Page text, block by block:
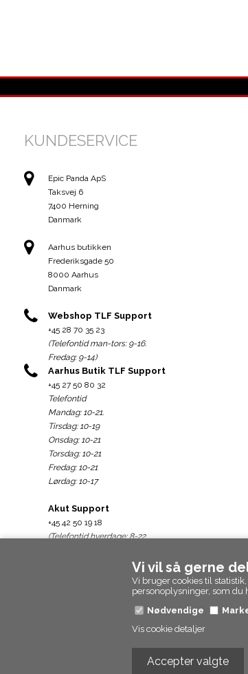
Vi vil så gerne
Vi bruger cookies til
personoplysninger, som du
Nødvendige
Vis cookie detaljer
KUNDESERVICE
Epic Panda ApS
Taksvej 6
7400 Herning
Danmark
Aarhus butikken
Frederiksgade 50
8000 Aarhus
Danmark
Webshop TLF Support
+45 28 70 35 23
(Telefontid man-tors: 9-16.
Fredag: 9-14)
Aarhus Butik TLF Support
+45 27 50 80 32
Telefontid
Mandag: 10-21.
Tirsdag: 10-19
Onsdag: 10-21
Torsdag: 10-21
Fredag: 10-21
Lørdag: 10-17
Akut Support
+45 42 50 19 18
(Telefontid hverdage: 8-22.
Support@epicpanda.dk